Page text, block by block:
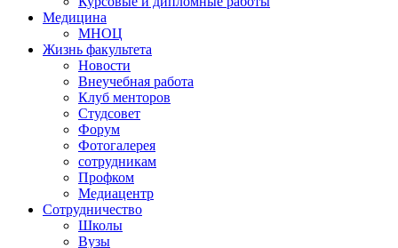
Медицина
МНОЦ
Жизнь факультета
Новости
Внеучебная работа
Клуб менторов
Студсовет
Форум
Фотогалерея
сотрудникам
Профком
Медиацентр
Сотрудничество
Школы
Вузы